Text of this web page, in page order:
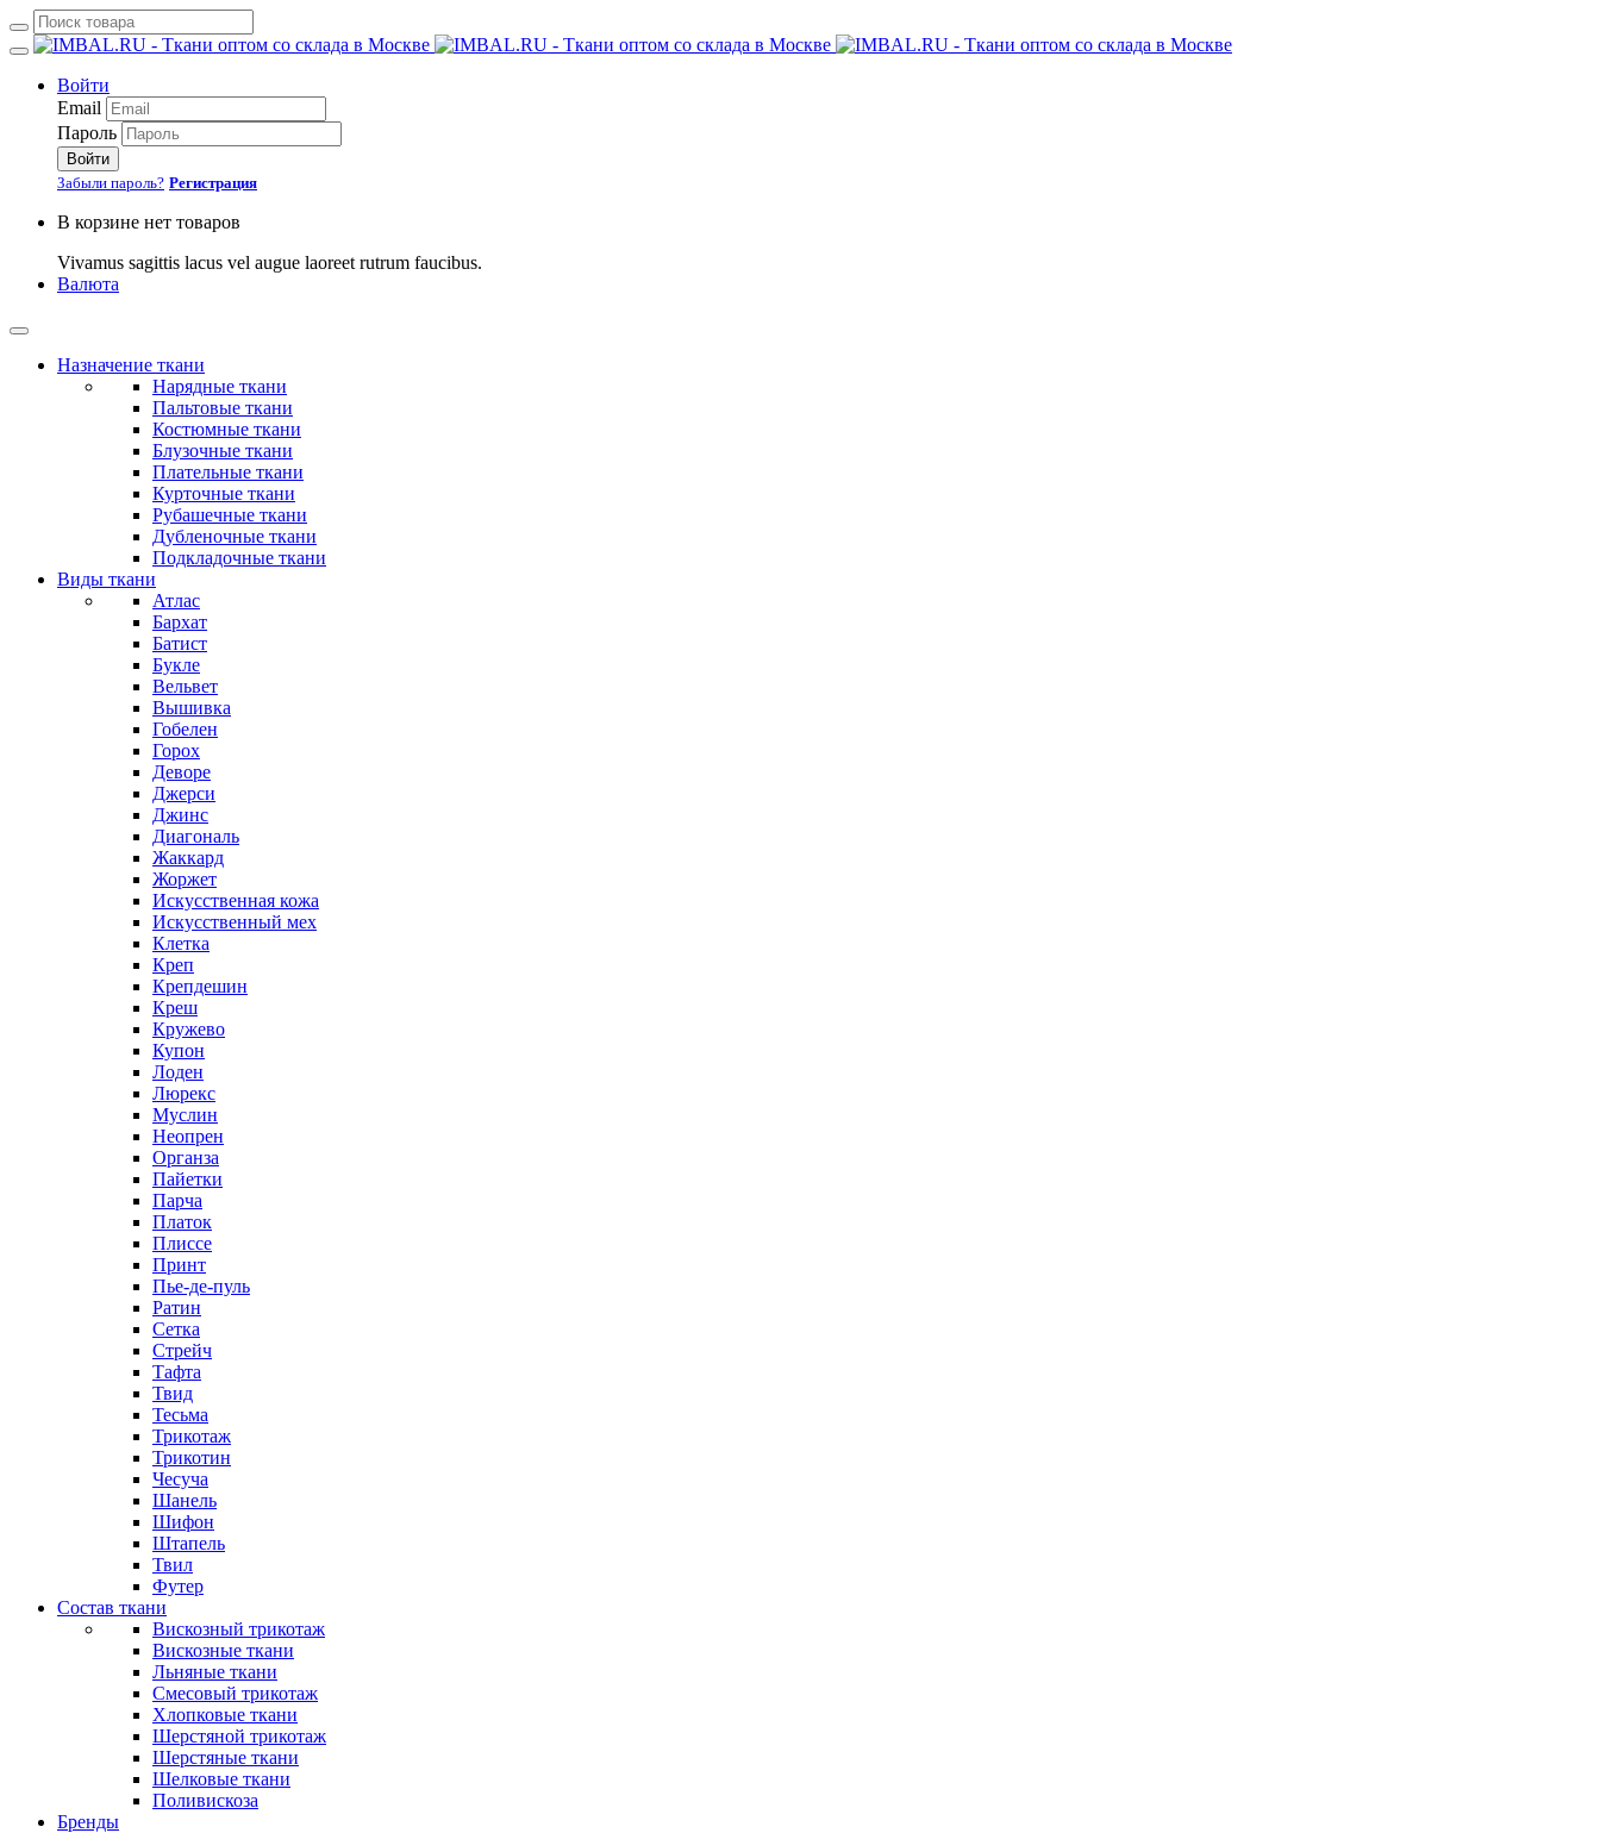
Войти
Email
Пароль
Войти
Забыли пароль? Регистрация
В корзине нет товаров
Vivamus sagittis lacus vel augue laoreet rutrum faucibus.
Валюта
Назначение ткани
Нарядные ткани
Пальтовые ткани
Костюмные ткани
Блузочные ткани
Плательные ткани
Курточные ткани
Рубашечные ткани
Дубленочные ткани
Подкладочные ткани
Виды ткани
Атлас
Бархат
Батист
Букле
Вельвет
Вышивка
Гобелен
Горох
Деворе
Джерси
Джинс
Диагональ
Жаккард
Жоржет
Искусственная кожа
Искусственный мех
Клетка
Креп
Крепдешин
Креш
Кружево
Купон
Лоден
Люрекс
Муслин
Неопрен
Органза
Пайетки
Парча
Платок
Плиссе
Принт
Пье-де-пуль
Ратин
Сетка
Стрейч
Тафта
Твид
Тесьма
Трикотаж
Трикотин
Чесуча
Шанель
Шифон
Штапель
Твил
Футер
Состав ткани
Вискозный трикотаж
Вискозные ткани
Льняные ткани
Смесовый трикотаж
Хлопковые ткани
Шерстяной трикотаж
Шерстяные ткани
Шелковые ткани
Поливискоза
Бренды